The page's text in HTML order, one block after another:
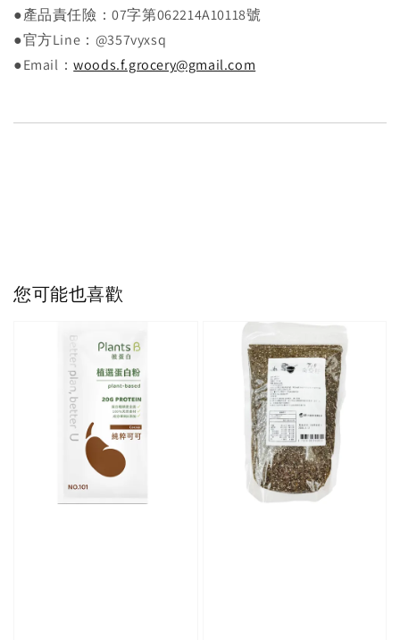
●產品責任險：07字第062214A10118號
●官方Line：@357vyxsq
●Email：woods.f.grocery@gmail.com
您可能也喜歡